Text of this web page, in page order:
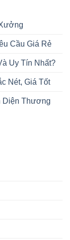
Cầu Giá Rẻ
Uy Tín Nhất?
Nét, Giá Tốt
Diện Thương